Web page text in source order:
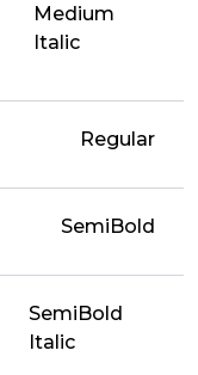
Medium
Italic
Regular
SemiBold
SemiBold
Italic